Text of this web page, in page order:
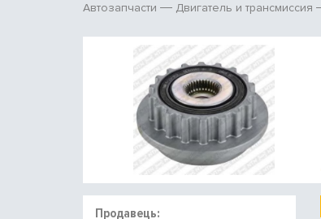
Автозапчасти Двигатель и трансмиссия
Продавець: